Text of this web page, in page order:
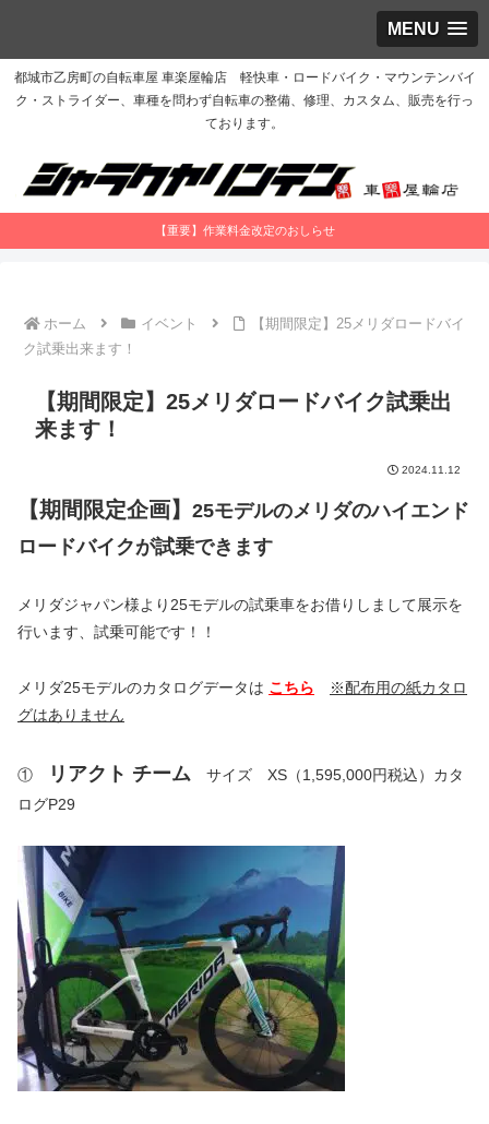
MENU
都城市乙房町の自転車屋 車楽屋輪店 軽快車・ロードバイク・マウンテンバイ
ク・ストライダー、車種を問わず自転車の整備、修理、カスタム、販売を行っ
ております。
【重要】作業料金改定のおしらせ
ホーム イベント
【期間限定】25メリダロードバイ
ク試乗出来ます！
【期間限定】25メリダロードバイク試乗出
来ます！
2024.11.12
【期間限定企画】 25モデルのメリダのハイエンド
ロードバイクが試乗できます
メリダジャパン様より25モデルの試乗車をお借りしまして展示を
行います、試乗可能です！！
メリダ25モデルのカタログデータは こちら
※配布用の紙カタロ
グはありません
① リアクト チーム サイズ XS（1,595,000円税込）カタ
ログP29